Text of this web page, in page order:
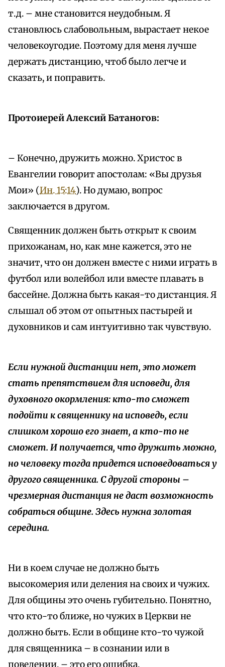
т. д. – мне становится неудобным. Я
становлюсь слабовольным, вырастает некое
человекоугодие. Поэтому для меня лучше
держать дистанцию, чтоб было легче и
сказать, и поправить.
Протоиерей Алексий Батаногов:
– Конечно, дружить можно. Христос в
Евангелии говорит апостолам: «Вы друзья
Мои» (Ин. 15:14). Но думаю, вопрос
заключается в другом.
Священник должен быть открыт к своим
прихожанам, но, как мне кажется, это не
значит, что он должен вместе с ними играть в
футбол или волейбол или вместе плавать в
бассейне. Должна быть какая-то дистанция. Я
слышал об этом от опытных пастырей и
духовников и сам интуитивно так чувствую.
Если нужной дистанции нет, это может
стать препятствием для исповеди, для
духовного окормления: кто-то сможет
подойти к священнику на исповедь, если
слишком хорошо его знает, а кто-то не
сможет. И получается, что дружить можно,
но человеку тогда придется исповедоваться у
другого священника. С другой стороны –
чрезмерная дистанция не даст возможность
собраться общине. Здесь нужна золотая
середина.
Ни в коем случае не должно быть
высокомерия или деления на своих и чужих.
Для общины это очень губительно. Понятно,
что кто-то ближе, но чужих в Церкви не
должно быть. Если в общине кто-то чужой
для священника – в сознании или в
поведении, – это его ошибка.